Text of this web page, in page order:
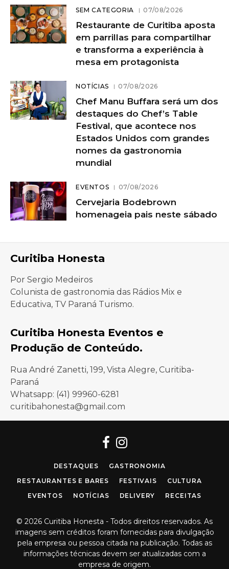
SEM CATEGORIA 07/08/2026
Restaurante de Curitiba aposta
em parrillas para compartilhar
e transforma a experiência à
mesa em protagonista
NOTÍCIAS 07/08/2026
Chef Manu Buffara será um dos
destaques do Chef’s Table
Festival, que acontece nos
Estados Unidos com grandes
nomes da gastronomia
mundial
EVENTOS 07/08/2026
Cervejaria Bodebrown
homenageia pais neste sábado
Curitiba Honesta
Por Sergio Medeiros
Colunista de gastronomia das Rádios Mix e
Educativa, TV Paraná Turismo.
Curitiba Honesta Eventos e
Produção de Conteúdo.
Rua André Zanetti, 199, Vista Alegre, Curitiba-
Paraná
Whatsapp: (41) 99960-6281
curitibahonesta@gmail.com
Facebook
Instagram
DESTAQUES
GASTRONOMIA
RESTAURANTES E BARES
FESTIVAIS
CULTURA
EVENTOS
NOTÍCIAS DELIVERY RECEITAS
© 2026 Curitiba Honesta - Todos direitos reservados. As
imagens sem créditos foram fornecidas para divulgação
pela empresa ou pessoa citada na publicação. Todas as
informações técnicas devem ser atualizadas com a
empresa de origem.